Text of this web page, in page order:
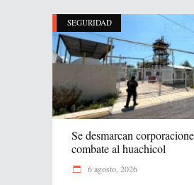
SEGURIDAD
Se desmarcan
combate al huachicol
6 agosto, 2026